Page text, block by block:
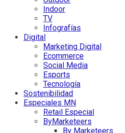
Indoor
TV
Infografías
Digital
Marketing Digital
Ecommerce
Social Media
Esports
Tecnología
Sostenibilidad
Especiales MN
Retail Especial
ByMarketeers
By Marketeers